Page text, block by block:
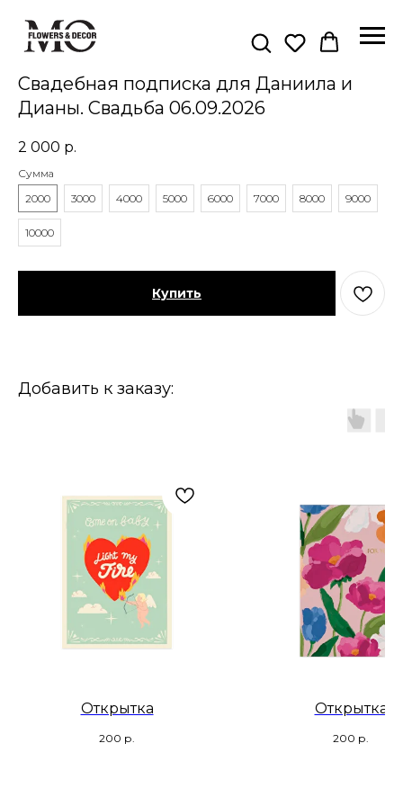
Свадебная подписка для Даниила и
Дианы. Свадьба 06.09.2026
2 000 р.
Сумма
2000
3000 4000 5000 6000 7000 8000 9000
10000
Купить
Добавить к заказу:
Открытка
200 р.
Открытка
200 р.